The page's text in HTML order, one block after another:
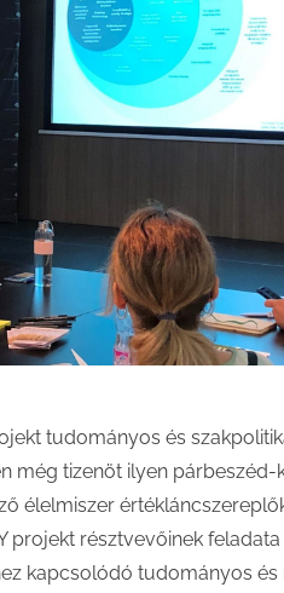
tudományos és
még tizenöt ilyen
élelmiszer
projekt résztvevőinek
kapcsolódó tudományos